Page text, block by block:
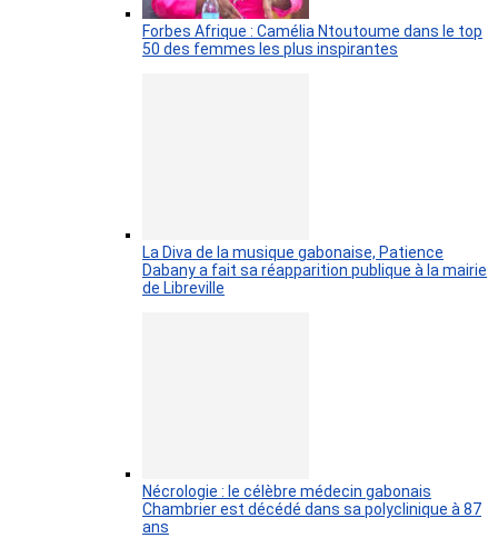
Forbes Afrique : Camélia Ntoutoume dans le top
50 des femmes les plus inspirantes
La Diva de la musique gabonaise, Patience
Dabany a fait sa réapparition publique à la mairie
de Libreville
Nécrologie : le célèbre médecin gabonais
Chambrier est décédé dans sa polyclinique à 87
ans